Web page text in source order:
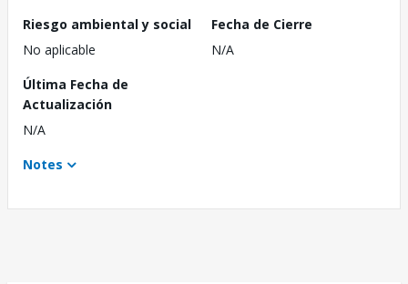
Riesgo ambiental y social
No aplicable
Fecha de Cierre
N/A
Última Fecha de
Actualización
N/A
Notes